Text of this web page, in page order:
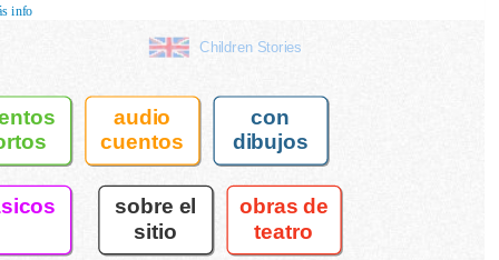
Children Stories
audio
cuentos
con
dibujos
sobre el
sitio
obras de
teatro
info